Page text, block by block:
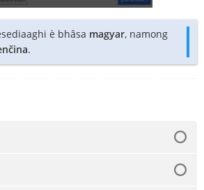
è bhâsa magyar, namong
.